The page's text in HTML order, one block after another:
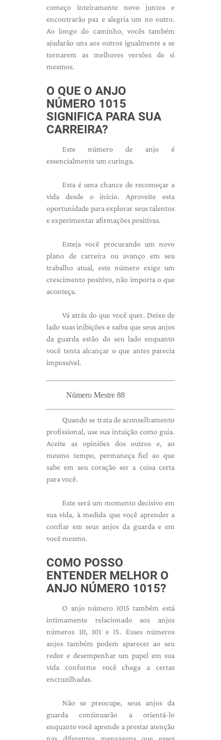
começo inteiramente novo juntos e
encontrarão paz e alegria um no outro.
Ao longo do caminho, vocês também
ajudarão uns aos outros igualmente a se
tornarem as melhores versões de si
mesmos.
O QUE O ANJO
NÚMERO 1015
SIGNIFICA PARA SUA
CARREIRA?
Este número de anjo é
essencialmente um curinga.
Esta é uma chance de recomeçar a
vida desde o início. Aproveite esta
oportunidade para explorar seus talentos
e experimentar afirmações positivas.
Esteja você procurando um novo
plano de carreira ou avanço em seu
trabalho atual, este número exige um
crescimento positivo, não importa o que
aconteça.
Vá atrás do que você quer. Deixe de
lado suas inibições e saiba que seus anjos
da guarda estão do seu lado enquanto
você tenta alcançar o que antes parecia
impossível.
Número Mestre 88
Quando se trata de aconselhamento
profissional, use sua intuição como guia.
Aceite as opiniões dos outros e, ao
mesmo tempo, permaneça fiel ao que
sabe em seu coração ser a coisa certa
para você.
Este será um momento decisivo em
sua vida, à medida que você aprender a
confiar em seus anjos da guarda e em
você mesmo.
COMO POSSO
ENTENDER MELHOR O
ANJO NÚMERO 1015?
O anjo número 1015 também está
intimamente relacionado aos anjos
números 10, 101 e 15. Esses números
anjos também podem aparecer ao seu
redor e desempenhar um papel em sua
vida conforme você chega a certas
encruzilhadas.
Não se preocupe, seus anjos da
guarda continuarão a orientá-lo
enquanto você aprende a prestar atenção
nas diferentes mensagens que esses